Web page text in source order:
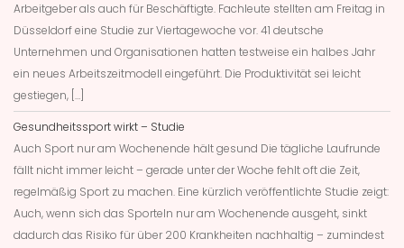
Arbeitgeber als auch für Beschäftigte. Fachleute stellten am Freitag in
Düsseldorf eine Studie zur Viertagewoche vor. 41 deutsche
Unternehmen und Organisationen hatten testweise ein halbes Jahr
ein neues Arbeitszeitmodell eingeführt. Die Produktivität sei leicht
gestiegen, […]
Gesundheitssport wirkt – Studie
Auch Sport nur am Wochenende hält gesund Die tägliche Laufrunde
fällt nicht immer leicht – gerade unter der Woche fehlt oft die Zeit,
regelmäßig Sport zu machen. Eine kürzlich veröffentlichte Studie zeigt:
Auch, wenn sich das Sporteln nur am Wochenende ausgeht, sinkt
dadurch das Risiko für über 200 Krankheiten nachhaltig – zumindest